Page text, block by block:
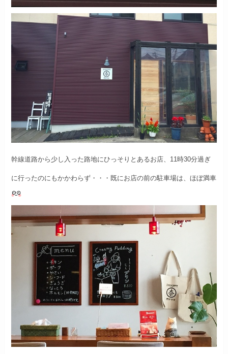
幹線道路から少し入った路地にひっそりとあるお店、 11時30分過ぎ
に行ったのにもかかわらず・・・ 既にお店の前の駐車場は、ほぼ満車